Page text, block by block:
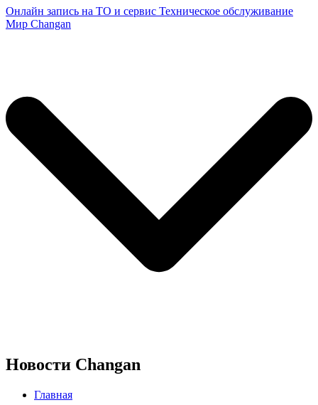
Онлайн запись на ТО и сервис Техническое обслуживание
Мир Changan
Новости Changan
Главная